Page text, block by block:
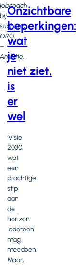
jobcoach
bij
stichting
ORO
–
Ambitie.
Onzichtbare
beperkingen:
wat
je
niet ziet,
is
er
wel
‘Visie
2030,
wat
een
prachtige
stip
aan
de
horizon.
Iedereen
mag
meedoen.
Maar,